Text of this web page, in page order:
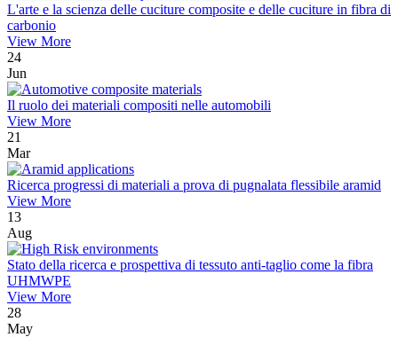
L'arte e la scienza delle cuciture composite e delle cuciture in fibra di
carbonio
View More
24
Jun
Il ruolo dei materiali compositi nelle automobili
View More
21
Mar
Ricerca progressi di materiali a prova di pugnalata flessibile aramid
View More
13
Aug
Stato della ricerca e prospettiva di tessuto anti-taglio come la fibra
UHMWPE
View More
28
May